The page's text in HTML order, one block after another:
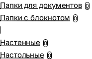
Папки для документов 0
Папки с блокнотом 0
Настенные 0
Настольные 0